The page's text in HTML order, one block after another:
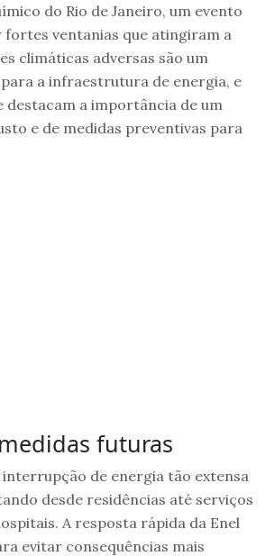
do Rio de Janeiro, um evento
fortes ventanias que atingiram a
climáticas adversas são um
a infraestrutura de energia, e
destacam a importância de um
e de medidas preventivas para
futuras
de energia tão extensa
desde residências até serviços
A resposta rápida da Enel
evitar consequências mais